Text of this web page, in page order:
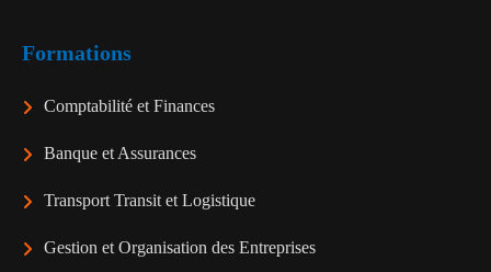
Formations
Comptabilité et Finances
Banque et Assurances
Transport Transit et Logistique
Gestion et Organisation des Entreprises